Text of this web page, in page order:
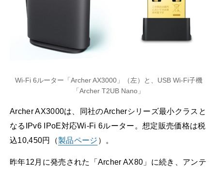
Wi-Fi 6ルーター「Archer AX3000」（左）と、USB Wi-Fi子機
「Archer T2UB Nano」
Archer AX3000は、同社のArcherシリーズ最小クラスと
なるIPv6 IPoE対応Wi-Fi 6ルーター。想定販売価格は税
込10,450円（製品ページ ）。
昨年12月に発売された「Archer AX80」に続き、アンテ